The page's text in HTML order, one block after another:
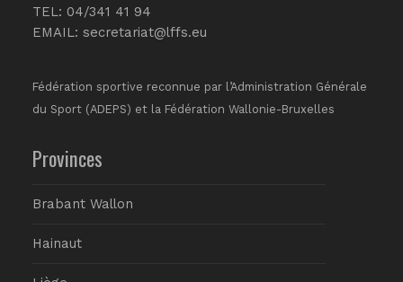
TEL: 04/341 41 94
EMAIL: secretariat@lffs.eu
Fédération sportive reconnue par l’Administration Générale
du Sport (ADEPS) et la Fédération Wallonie-Bruxelles
Provinces
Brabant Wallon
Hainaut